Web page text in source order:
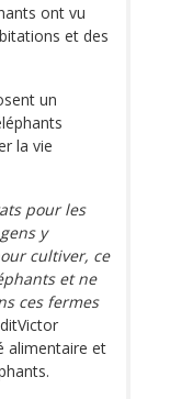
ont vu
et des
un
la vie
pour les
y
cultiver, ce
et ne
ces fermes
alimentaire et